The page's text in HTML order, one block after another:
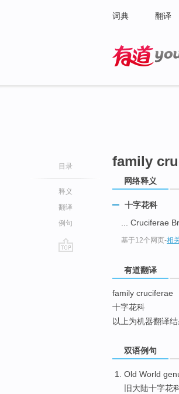
词典 翻译
目录
释义
翻译
例句
family
网络释义
十字花科
... Cruciferae
基于12个网页-相
有道翻译
family cruciferae
十字花科
以上为机器翻译
双语例句
Old World
旧大陆十字花